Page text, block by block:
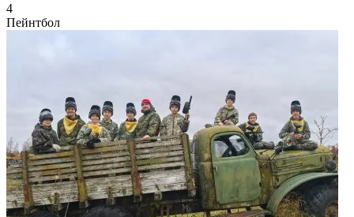
4
Пейнтбол